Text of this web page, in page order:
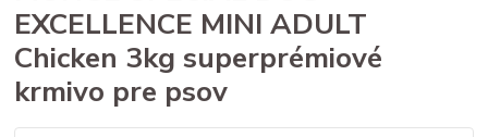
EXCELLENCE MINI ADULT
Chicken 3kg superprémiové
krmivo pre psov